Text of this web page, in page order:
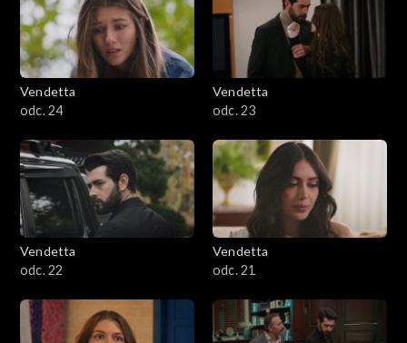
Vendetta
odc. 24
Vendetta
odc. 23
Vendetta
odc. 22
Vendetta
odc. 21